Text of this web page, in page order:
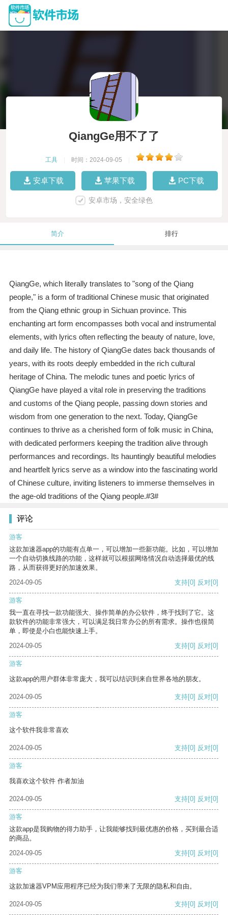
QiangGe用不了了
工具 时间：2024-09-05
安卓下载 苹果下载 PC下载
安卓市场，安全绿色
简介 排行
QiangGe, which literally translates to "song of the Qiang
people," is a form of traditional Chinese music that originated
from the Qiang ethnic group in Sichuan province. This
enchanting art form encompasses both vocal and instrumental
elements, with lyrics often reflecting the beauty of nature, love,
and daily life. The history of QiangGe dates back thousands of
years, with its roots deeply embedded in the rich cultural
heritage of China. The melodic tunes and poetic lyrics of
QiangGe have played a vital role in preserving the traditions
and customs of the Qiang people, passing down stories and
wisdom from one generation to the next. Today, QiangGe
continues to thrive as a cherished form of folk music in China,
with dedicated performers keeping the tradition alive through
performances and recordings. Its hauntingly beautiful melodies
and heartfelt lyrics serve as a window into the fascinating world
of Chinese culture, inviting listeners to immerse themselves in
the age-old traditions of the Qiang people.#3#
评论
游客
这款加速器app的功能有点单一，可以增加一些新功能。比如，可以增加
一个自动切换线路的功能，这样就可以根据网络情况自动选择最优的线
路，从而获得更好的加速效果。
2024-09-05
支持[0] 反对[0]
游客
我一直在寻找一款功能强大、操作简单的办公软件，终于找到了它。这
款软件的功能非常强大，可以满足我日常办公的所有需求。操作也很简
单，即使是小白也能快速上手。
2024-09-05
支持[0] 反对[0]
游客
这款app的用户群体非常庞大，我可以结识到来自世界各地的朋友。
2024-09-05 支持[0] 反对[0]
游客
这个软件我非常喜欢
2024-09-05 支持[0] 反对[0]
游客
我喜欢这个软件 作者加油
2024-09-05 支持[0] 反对[0]
游客
这款app是我购物的得力助手，让我能够找到最优惠的价格，买到最合适
的商品。
2024-09-05
支持[0] 反对[0]
游客
这款加速器VPM应用程序已经为我们带来了无限的隐私和自由。
2024-09-05 支持[0] 反对[0]